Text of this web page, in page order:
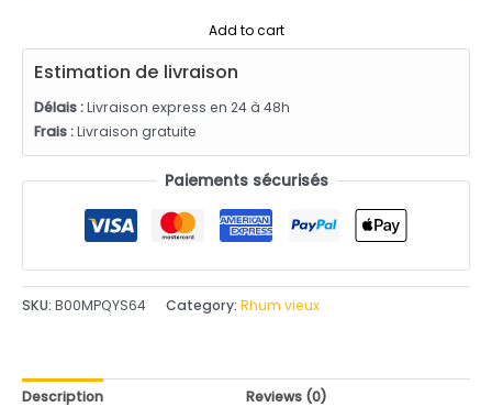
Add to cart
Estimation de livraison
Délais :Livraison express en 24 à 48h
Frais :Livraison gratuite
Paiements sécurisés
SKU: B00MPQYS64 Category: Rhum vieux
Description Reviews (0)